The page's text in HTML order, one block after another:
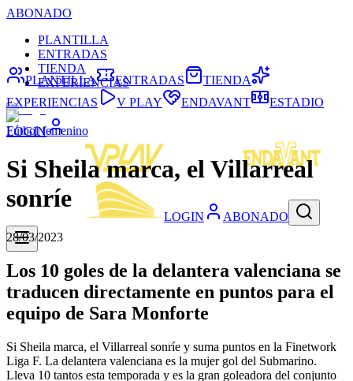
ABONADO
PLANTILLA
ENTRADAS
TIENDA
EXPERIENCIAS
LOGIN
LOGIN ABONADO
PLANTILLA ENTRADAS
TIENDA
EXPERIENCIAS
V PLAY ENDAVANT ESTADIO
Fútbol femenino
Si Sheila marca, el Villarreal
sonríe
28/03/2023
Los 10 goles de la delantera valenciana se
traducen directamente en puntos para el
equipo de Sara Monforte
Si Sheila marca, el Villarreal sonríe y suma puntos en la Finetwork
Liga F. La delantera valenciana es la mujer gol del Submarino.
Lleva 10 tantos esta temporada y es la gran goleadora del conjunto